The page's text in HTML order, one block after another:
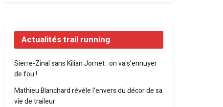
Actualités trail running
Sierre-Zinal sans Kilian Jornet : on va s’ennuyer
de fou !
Mathieu Blanchard révèle l’envers du décor de sa
vie de traileur